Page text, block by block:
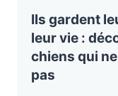
Ils gardent
leur vie :
chiens qui
pas